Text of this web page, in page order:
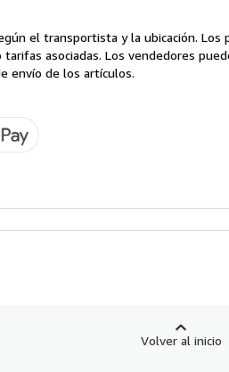
el transportista y la ubicación. Los
asociadas. Los vendedores
envío de los artículos.
Volver al inicio